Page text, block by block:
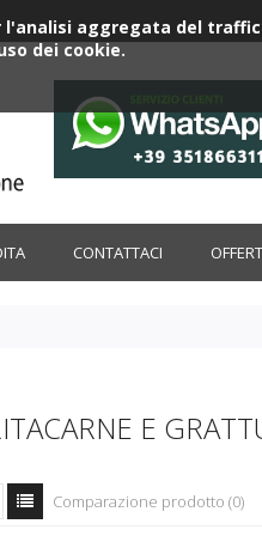
CONTATTACI
E
Comparazione prodotto (0)
aggregata del
dei cookie.